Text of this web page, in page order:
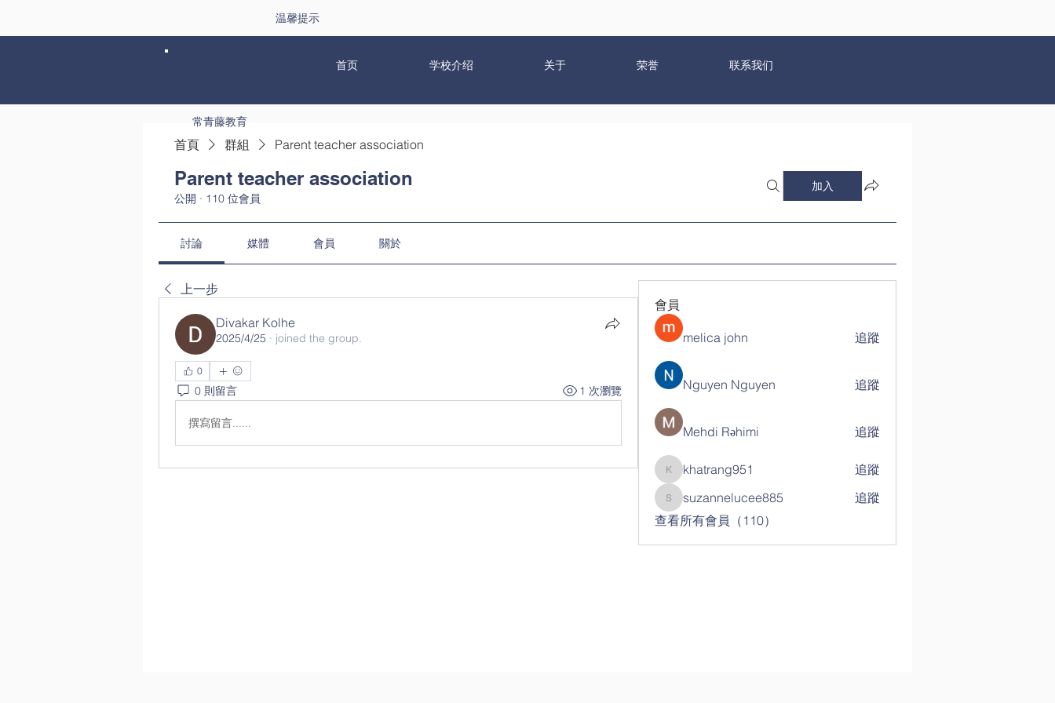
温馨提示
首页 学校介绍 关于 荣誉 联系我们
首頁 群組 Parent teacher association
Parent teacher association
公開 · 110 位會員
加入
討論 媒體 會員 關於
上一步
Divakar Kolhe
2025/4/25 · joined the group.
0
0 則留言 1 次瀏覽
撰寫留言......
會員
melica john 追蹤
Nguyen Nguyen 追蹤
Mehdi Rəhimi 追蹤
khatrang951
khatrang951 追蹤
suzannelucee885
suzannelucee885
追蹤
查看所有會員（110）
常青藤教育